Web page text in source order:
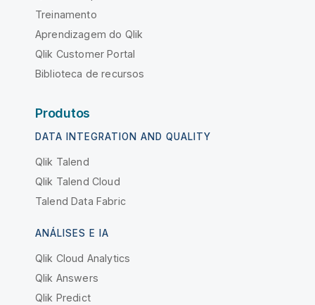
Treinamento
Aprendizagem do Qlik
Qlik Customer Portal
Biblioteca de recursos
Produtos
DATA INTEGRATION AND QUALITY
Qlik Talend
Qlik Talend Cloud
Talend Data Fabric
ANÁLISES E IA
Qlik Cloud Analytics
Qlik Answers
Qlik Predict